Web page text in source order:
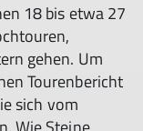
18 bis etwa 27
gehen. Um
Tourenbericht
sich vom